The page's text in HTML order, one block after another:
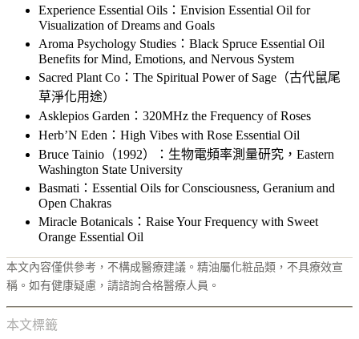
Experience Essential Oils：Envision Essential Oil for
Visualization of Dreams and Goals
Aroma Psychology Studies：Black Spruce Essential Oil
Benefits for Mind, Emotions, and Nervous System
Sacred Plant Co：The Spiritual Power of Sage（古代鼠尾
草淨化用途）
Asklepios Garden：320MHz the Frequency of Roses
Herb’N Eden：High Vibes with Rose Essential Oil
Bruce Tainio（1992）：生物電頻率測量研究，Eastern
Washington State University
Basmati：Essential Oils for Consciousness, Geranium and
Open Chakras
Miracle Botanicals：Raise Your Frequency with Sweet
Orange Essential Oil
本文內容僅供參考，不構成醫療建議。精油屬化粧品類，不具療效宣
稱。如有健康疑慮，請諮詢合格醫療人員。
本文標籤